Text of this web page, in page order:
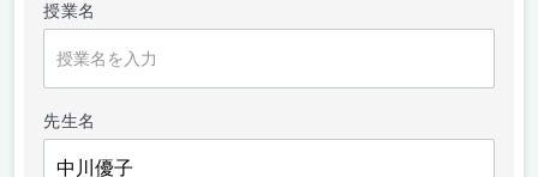
授業名
先生名